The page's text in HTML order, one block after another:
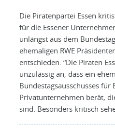
Die Piratenpartei Essen
für die Essener
unlängst aus dem
ehemaligen RWE
entschieden. “Die Piraten
unzulässig an, dass ein
Bundestagsausschusses für
Privatunternehmen berät,
sind. Besonders kritisch